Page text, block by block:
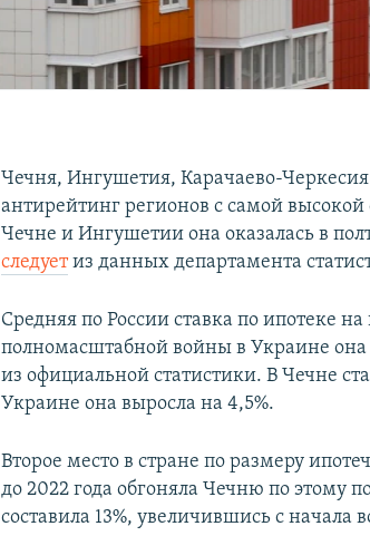
Чечня, Ингушетия, Карачаево-
антирейтинг регионов с самой высокой
Чечне и Ингушетии она оказалась в
следуетиз данных департамента
Средняя по России ставка по ипотеке
полномасштабной войны в Украине она
из официальной статистики. В Чечне
Украине она выросла на 4,5%.
Второе место в стране по размеру
до 2022 года обгоняла Чечню по этому
составила 13%, увеличившись с начала